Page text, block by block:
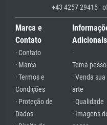
+43 4257 29415 ·
Marca e
Contato
· Contato
· Marca
· Termos e
Condições
· Proteção de
Dados
Adicionais
·
Tema
· Venda sua
arte
· Qualidade
· Imagens